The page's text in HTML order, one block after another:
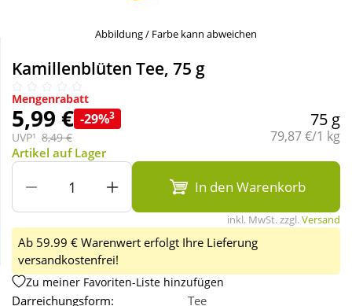
Natur & Homöopathie
Sanitätshaus
Sport & Fitness
Wellness
Abbildung / Farbe kann abweichen
Kamillenblüten Tee, 75 g
Mengenrabatt
5,99 € -29%3
UVP¹ 8,49 €
75 g
Grundpreis:
79,87 €/1 kg
Artikel auf Lager
In den Warenkorb
inkl. MwSt. zzgl.Versand
Ab 59.99 € Warenwert erfolgt Ihre Lieferung
versandkostenfrei!
Zu meiner Favoriten-Liste hinzufügen
Darreichungsform:
Tee